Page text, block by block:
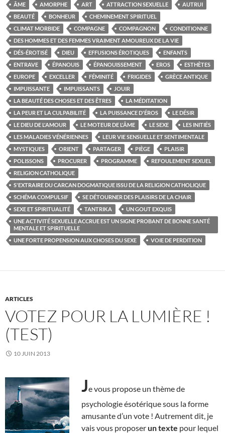
ÂME AMORPHE ART ATTRACTION SEXUELLE
AUTRUI
BEAUTÉ
BONHEUR
CHEMINEMENT SPIRITUEL
CLIMAT MORBIDE
COMPAGNE COMPAGNON
CONDITIONNE
DES HOMMES ET DES FEMMES VRAIMENT AMOUREUX DE LA VIE
DÉS-ÉROTISÉ
DIEU EFFUSIONS ÉROTIQUES
ENFANTS
ENTRAVE
ÉPANOUIS ÉPANOUISSEMENT EROS
ESTHÈTES
EUROPE
EXCELLER FÉMINITÉ FRIGIDES
GRÈCE ANTIQUE
IMPUISSANTE
IMPUISSANTS
JOUIR
LA BEAUTÉ DES CHOSES ET DES ÊTRES
LA MÉDITATION
LA PEUR ET LA CULPABILITÉ
LA PUISSANCE D'ÉROS
LE DÉSIR
LE DIEU DE L'AMOUR
LE MOTEUR DE L'ÂME LE SEXE
LES INITIÉS
LES MALADIES VÉNÉRIENNES
LEUR VIE SENSUELLE ET SENTIMENTALE
MYSTIQUES
ORIENT PARTAGER PIÈGE
PLAISIR
POLISSONS
PROCURER PROGRAMME
REFOULEMENT SEXUEL
RELIGION CATHOLIQUE
S'EXTRAIRE DU CARCAN DOGMATIQUE ISSU DE LA RELIGION CATHOLIQUE
SCHÉMA COMPULSIF
SE DÉTOURNER DES PLAISIRS DE LA CHAIR
SEXE ET SPIRITUALITÉ
TANTRIKA
UN GOUT EXQUIS
UNE ACTIVITÉ SEXUELLE ACCRUE EST UN SIGNE PROBANT DE BONNE SANTÉ
MENTALE ET SPIRITUELLE
UNE FORTE PROPENSION AUX CHOSES DU SEXE
VOIE DE PERDITION
ARTICLES
VOTEZ POUR LA LUMIÈRE !
(TEST)
10 JUIN 2013
Je vous propose un thème de
psychologie ésotérique sous la forme
amusante d’un vote ! Autrement dit, je
vais vous proposerun texte pour lequel